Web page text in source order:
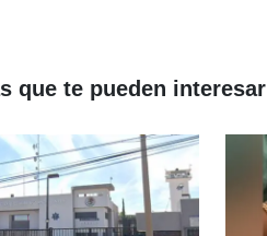
que te pueden interesar